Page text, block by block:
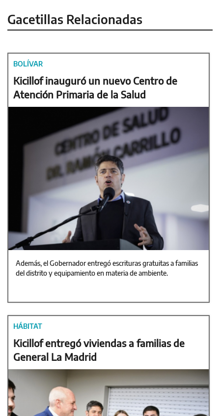
Gacetillas Relacionadas
BOLÍVAR
Kicillof inauguró un nuevo Centro de
Atención Primaria de la Salud
Además, el Gobernador entregó escrituras gratuitas a familias
del distrito y equipamiento en materia de ambiente.
HÁBITAT
Kicillof entregó viviendas a familias de
General La Madrid